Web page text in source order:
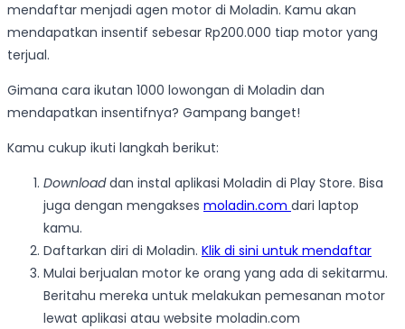
mendaftar menjadi agen motor di Moladin. Kamu akan
mendapatkan insentif sebesar Rp200.000 tiap motor yang
terjual.
Gimana cara ikutan 1000 lowongan di Moladin dan
mendapatkan insentifnya? Gampang banget!
Kamu cukup ikuti langkah berikut:
Downloaddan instal aplikasi Moladin di Play Store. Bisa
juga dengan mengakses moladin.com dari laptop
kamu.
Daftarkan diri di Moladin. Klik di sini untuk mendaftar
Mulai berjualan motor ke orang yang ada di sekitarmu.
Beritahu mereka untuk melakukan pemesanan motor
lewat aplikasi atau website moladin.com